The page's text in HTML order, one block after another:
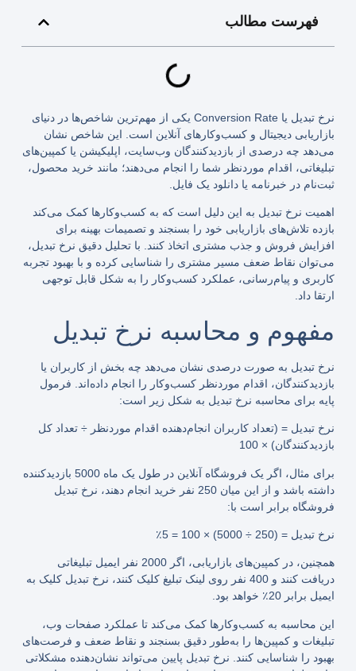
فهرست مطالب
نرخ تبدیل یا Conversion Rate یکی از مهم‌ترین شاخص‌ها در دنیای
بازاریابی دیجیتال و کسب‌وکارهای آنلاین است. این شاخص نشان
می‌دهد چه درصدی از بازدیدکنندگان وب‌سایت، اپلیکیشن یا کمپین‌های
تبلیغاتی، اقدام موردنظر شما را انجام می‌دهند؛ مانند خرید محصول،
ثبت‌نام در خبرنامه یا دانلود یک فایل.
اهمیت نرخ تبدیل به این دلیل است که به کسب‌وکارها کمک می‌کند
بازده تلاش‌های بازاریابی خود را بسنجند و تصمیمات بهینه برای
افزایش فروش و جذب مشتری اتخاذ کنند. با تحلیل دقیق نرخ تبدیل،
می‌توان نقاط ضعف مسیر مشتری را شناسایی کرده و با بهبود تجربه
کاربری و پیام‌رسانی، عملکرد کسب‌وکار را به شکل قابل توجهی
ارتقا داد.
مفهوم و محاسبه نرخ تبدیل
نرخ تبدیل به صورت درصدی نشان می‌دهد چه بخش از کاربران یا
بازدیدکنندگان، اقدام موردنظر کسب‌وکار را انجام داده‌اند. فرمول
پایه برای محاسبه نرخ تبدیل به شکل زیر است:
نرخ تبدیل = (تعداد کاربران انجام‌دهنده اقدام موردنظر ÷ تعداد کل
بازدیدکنندگان) × 100
برای مثال، اگر یک فروشگاه آنلاین در طول یک ماه 5000 بازدیدکننده
داشته باشد و از این میان 250 نفر خرید انجام دهند، نرخ تبدیل
فروشگاه برابر است با:
نرخ تبدیل = (250 ÷ 5000) × 100 = 5٪
همچنین، در کمپین‌های بازاریابی، اگر 2000 نفر ایمیل تبلیغاتی
دریافت کنند و 400 نفر روی لینک تبلیغ کلیک کنند، نرخ تبدیل کلیک به
ایمیل برابر 20٪ خواهد بود.
این محاسبه به کسب‌وکارها کمک می‌کند تا عملکرد صفحات وب،
تبلیغات و کمپین‌ها را به‌طور دقیق بسنجند و نقاط ضعف و فرصت‌های
بهبود را شناسایی کنند. نرخ تبدیل پایین می‌تواند نشان‌دهنده مشکلاتی